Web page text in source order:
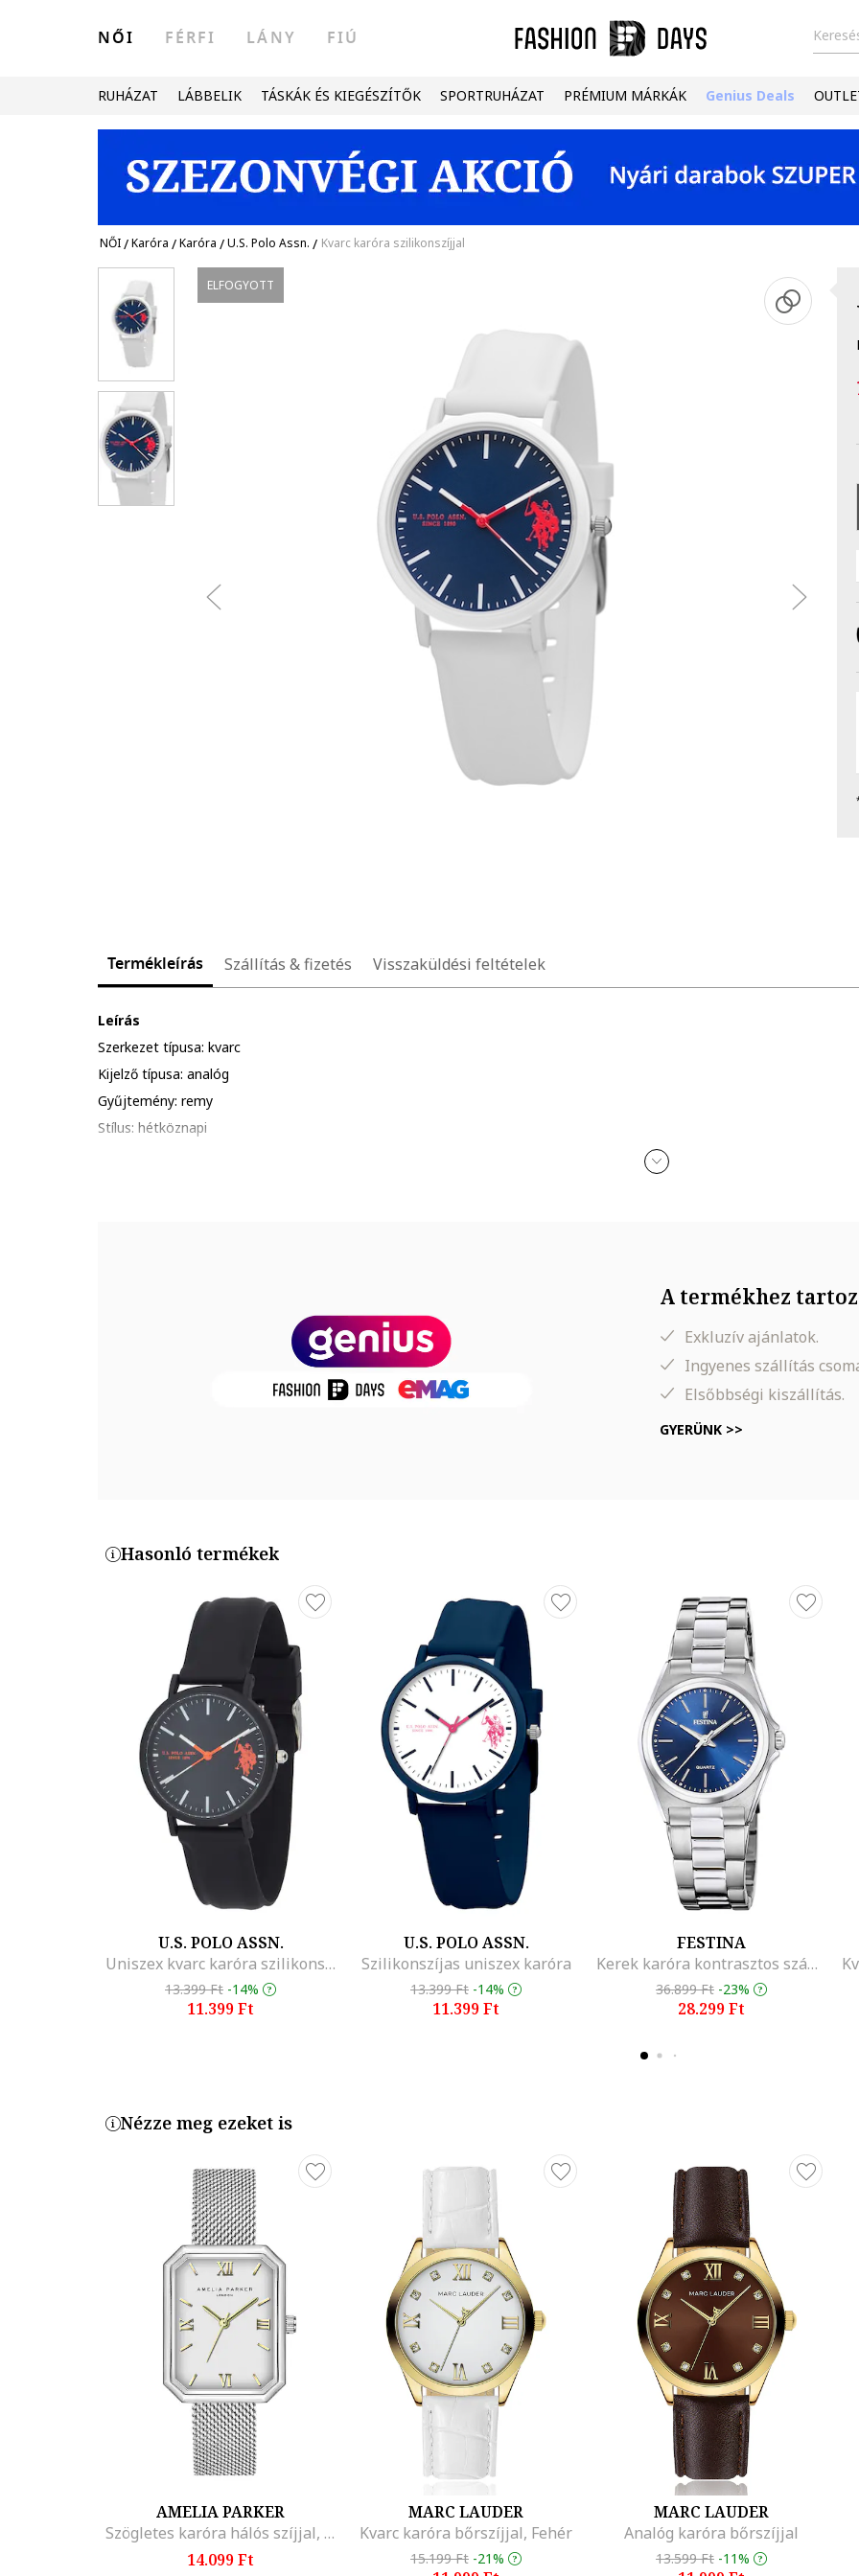
NŐI FÉRFI LÁNY FIÚ
RUHÁZAT LÁBBELIK TÁSKÁK ÉS KIEGÉSZÍTŐK SPORTRUHÁZAT PRÉMIUM MÁRKÁK Genius Deals
NŐI/Karóra /Karóra /U.S. Polo Assn. / Kvarc karóra szilikonszíjjal
ELFOGYOTT
Termékleírás Szállítás & fizetés Visszaküldési feltételek
Leírás
Szerkezet típusa: kvarc
Kijelző típusa: analóg
Gyűjtemény: remy
Stílus: hétköznapi
Szíj / Karkötő
Szíj/Karkötő anyaga: szilikon
Szíj/karperec színe: fehér/tengerészkék/piros
Szíj/Karkötő hossza: 190 mm
Termékszám
USP3142WH
A termékhez
Exkluzív ajánlatok.
Ingyenes szállítás
Elsőbbségi kiszállítás.
GYERÜNK >>
Hasonló termékek
U.S. POLO ASSN.
Uniszex kvarc karóra szilikonszíjjal, Fekete
13.399 Ft -14%
11.399 Ft
U.S. POLO ASSN.
Szilikonszíjas uniszex karóra
13.399 Ft -14%
11.399 Ft
FESTINA
Kerek karóra kontrasztos számlappal, Ezüstszín
36.899 Ft -23%
28.299 Ft
Nézze meg ezeket is
AMELIA PARKER
Szögletes karóra hálós szíjjal, Ezüstszín
14.099 Ft
MARC LAUDER
Kvarc karóra bőrszíjjal, Fehér
15.199 Ft -21%
MARC LAUDER
Analóg karóra bőrszíjjal
13.599 Ft -11%